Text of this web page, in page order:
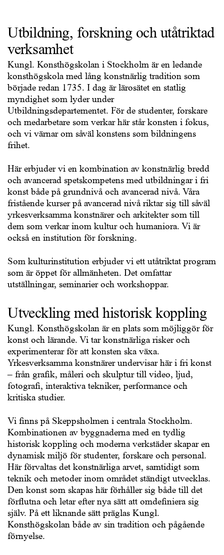
Utbildning, forskning och utåtriktad
verksamhet
Kungl. Konsthögskolan i Stockholm är en ledande
konsthögskola med lång konstnärlig tradition som
började redan 1735. I dag är lärosätet en statlig
myndighet som lyder under
Utbildningsdepartementet. För de studenter, forskare
och medarbetare som verkar här står konsten i fokus,
och vi värnar om såväl konstens som bildningens
frihet.
Här erbjuder vi en kombination av konstnärlig bredd
och avancerad spetskompetens med utbildningar i fri
konst både på grundnivå och avancerad nivå. Våra
fristående kurser på avancerad nivå riktar sig till såväl
yrkesverksamma konstnärer och arkitekter som till
dem som verkar inom kultur och humaniora. Vi är
också en institution för forskning.
Som kulturinstitution erbjuder vi ett utåtriktat program
som är öppet för allmänheten. Det omfattar
utställningar, seminarier och workshoppar.
Utveckling med historisk koppling
Kungl. Konsthögskolan är en plats som möjliggör för
konst och lärande. Vi tar konstnärliga risker och
experimenterar för att konsten ska växa.
Yrkesverksamma konstnärer undervisar här i fri konst
– från grafik, måleri och skulptur till video, ljud,
fotografi, interaktiva tekniker, performance och
kritiska studier.
Vi finns på Skeppsholmen i centrala Stockholm.
Kombinationen av byggnaderna med en tydlig
historisk koppling och moderna verkstäder skapar en
dynamisk miljö för studenter, forskare och personal.
Här förvaltas det konstnärliga arvet, samtidigt som
teknik och metoder inom området ständigt utvecklas.
Den konst som skapas här förhåller sig både till det
förflutna och letar efter nya sätt att omdefiniera sig
själv. På ett liknande sätt präglas Kungl.
Konsthögskolan både av sin tradition och pågående
förnyelse.